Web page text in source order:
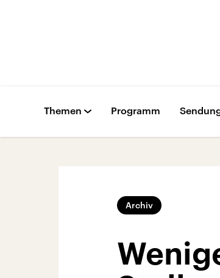
Themen Programm
Archiv